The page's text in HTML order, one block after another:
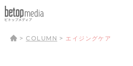
> COLUMN > エイジングケア